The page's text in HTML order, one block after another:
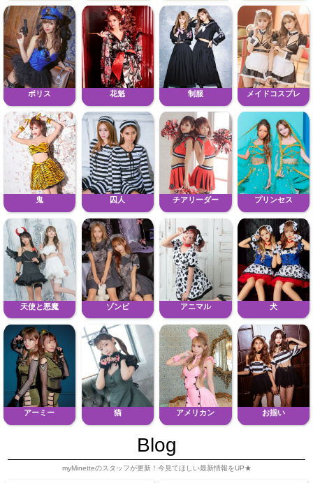
ポリス 花魁 制服 メイドコスプレ
鬼 囚人 チアリーダー プリンセス
天使と悪魔 ゾンビ アニマル 犬
アーミー 猫 アメリカン お揃い
Blog
myMinetteのスタッフが更新！今見てほしい最新情報をUP★